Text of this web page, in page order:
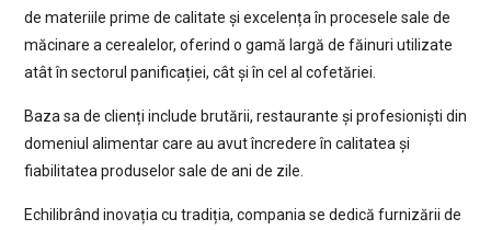
de materiile prime de calitate și excelența în procesele sale de
măcinare a cerealelor, oferind o gamă largă de făinuri utilizate
atât în sectorul panificației, cât și în cel al cofetăriei.
Baza sa de clienți include brutării, restaurante și profesioniști din
domeniul alimentar care au avut încredere în calitatea și
fiabilitatea produselor sale de ani de zile.
Echilibrând inovația cu tradiția, compania se dedică furnizării de